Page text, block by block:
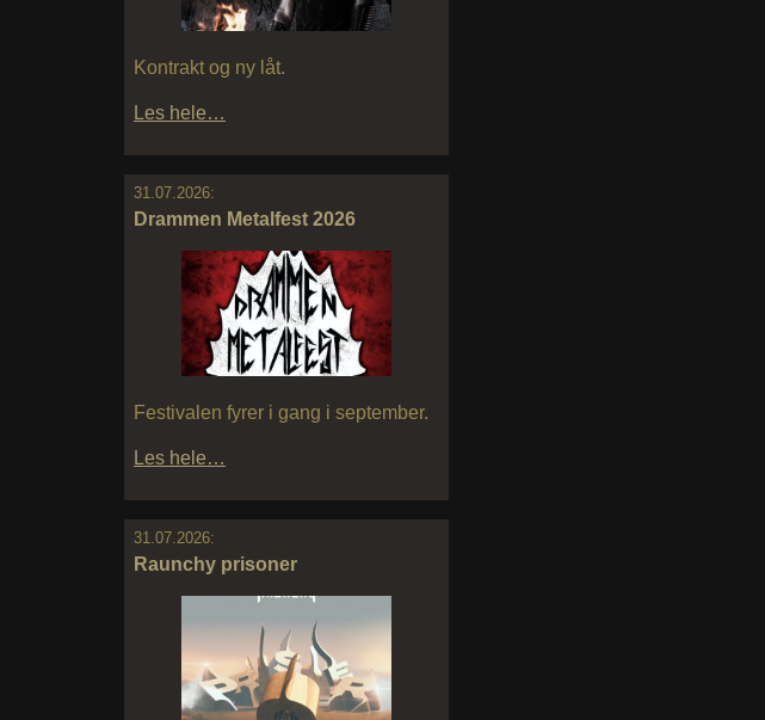
Kontrakt og ny låt.
Les hele…
31.07.2026:
Drammen Metalfest 2026
Festivalen fyrer i gang i september.
Les hele…
31.07.2026:
Raunchy prisoner